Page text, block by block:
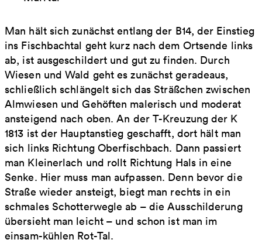
Man hält sich zunächst entlang der B14, der Einstieg
ins Fischbachtal geht kurz nach dem Ortsende links
ab, ist ausgeschildert und gut zu finden. Durch
Wiesen und Wald geht es zunächst geradeaus,
schließlich schlängelt sich das Sträßchen zwischen
Almwiesen und Gehöften malerisch und moderat
ansteigend nach oben. An der T-Kreuzung der K
1813 ist der Hauptanstieg geschafft, dort hält man
sich links Richtung Oberfischbach. Dann passiert
man Kleinerlach und rollt Richtung Hals in eine
Senke. Hier muss man aufpassen. Denn bevor die
Straße wieder ansteigt, biegt man rechts in ein
schmales Schotterwegle ab – die Ausschilderung
übersieht man leicht – und schon ist man im
einsam-kühlen Rot-Tal.